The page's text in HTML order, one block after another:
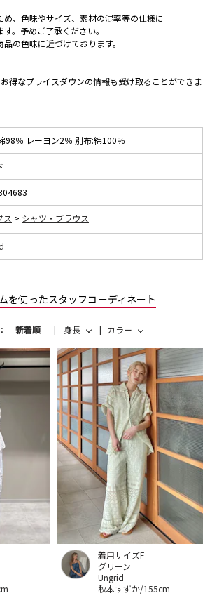
、色味やサイズ、素材の混率等の仕様に
。予めご了承ください。
の色味に近づけております。
得なプライスダウンの情報も受け取ることができま
98％ レーヨン2％ 別布:綿100％
ス シャツ・ブラウス
を使ったスタッフコーディネート
新着順 身長 カラー
着用サイズF
グリーン
Ungrid
秋本すずか/155cm